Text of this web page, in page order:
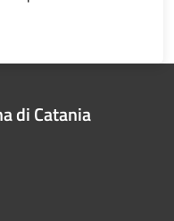
di Catania